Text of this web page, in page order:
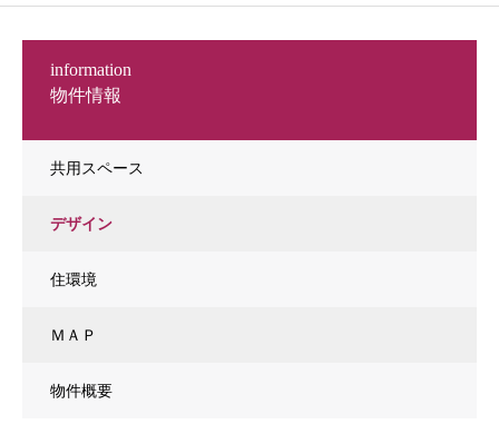
物件情報
information
共用スペース
デザイン
住環境
ＭＡＰ
物件概要